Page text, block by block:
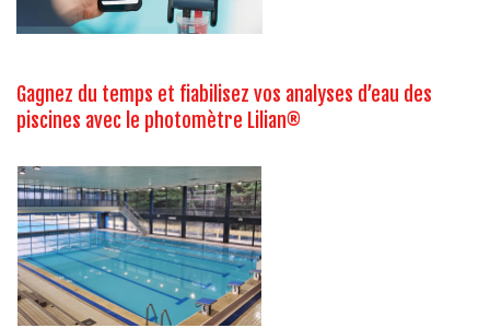
Gagnez du temps et fiabilisez vos analyses d’eau des
piscines avec le photomètre Lilian®